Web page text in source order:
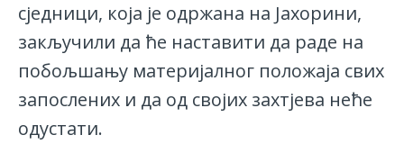
сједници, која је одржана на Јахорини,
закључили да ће наставити да раде на
побољшању материјалног положаја свих
запослених и да од својих захтјева неће
одустати.